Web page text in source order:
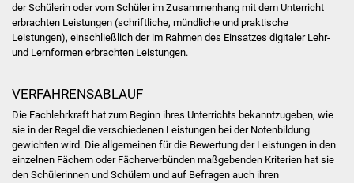
Partnerstädte
Projekte
Sanierung Hallenbad
Sanierung Bizethalle
der Schülerin oder vom Schüler im Zusammenhang mit dem Unterricht
erbrachten Leistungen (schriftliche, mündliche und praktische
Leistungen), einschließlich der im Rahmen des Einsatzes digitaler Lehr-
und Lernformen erbrachten Leistungen.
VERFAHRENSABLAUF
Die Fachlehrkraft hat zum Beginn ihres Unterrichts bekanntzugeben, wie
sie in der Regel die verschiedenen Leistungen bei der Notenbildung
gewichten wird. Die allgemeinen für die Bewertung der Leistungen in den
einzelnen Fächern oder Fächerverbünden maßgebenden Kriterien hat sie
den Schülerinnen und Schülern und auf Befragen auch ihren